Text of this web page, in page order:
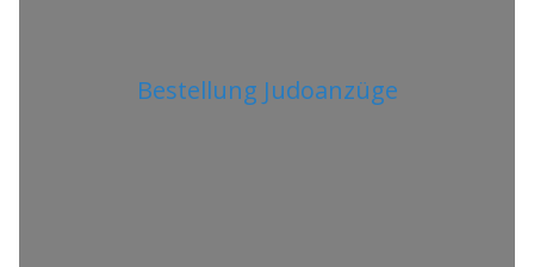
Bestellung Judoanzüge